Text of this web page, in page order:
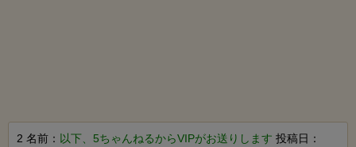
2 名前： 以下、5ちゃんねるからVIPがお送りします 投稿日：